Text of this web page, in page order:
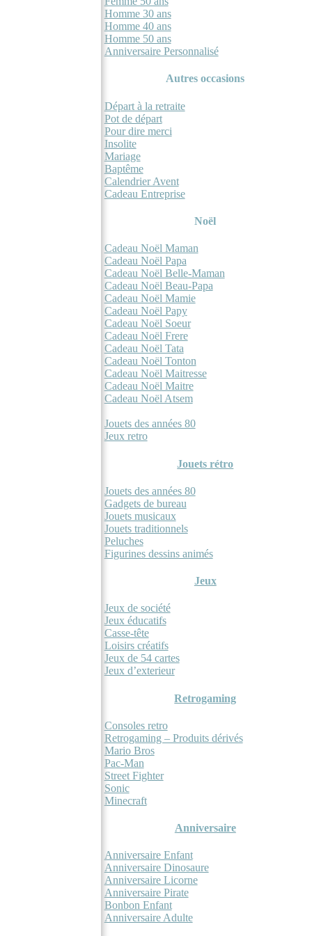
Homme 30 ans
Homme 40 ans
Homme 50 ans
Anniversaire Personnalisé
Autres occasions
Départ à la retraite
Pot de départ
Pour dire merci
Insolite
Mariage
Baptême
Calendrier Avent
Cadeau Entreprise
Noël
Cadeau Noël Maman
Cadeau Noël Papa
Cadeau Noël Belle-Maman
Cadeau Noël Beau-Papa
Cadeau Noël Mamie
Cadeau Noël Papy
Cadeau Noël Soeur
Cadeau Noël Frere
Cadeau Noël Tata
Cadeau Noël Tonton
Cadeau Noël Maitresse
Cadeau Noël Maitre
Cadeau Noël Atsem
Jouets des années 80
Jeux retro
Jouets rétro
Jouets des années 80
Gadgets de bureau
Jouets musicaux
Jouets traditionnels
Peluches
Figurines dessins animés
Jeux
Jeux de société
Jeux éducatifs
Casse-tête
Loisirs créatifs
Jeux de 54 cartes
Jeux d’exterieur
Retrogaming
Consoles retro
Retrogaming – Produits dérivés
Mario Bros
Pac-Man
Street Fighter
Sonic
Minecraft
Anniversaire
Anniversaire Enfant
Anniversaire Dinosaure
Anniversaire Licorne
Anniversaire Pirate
Bonbon Enfant
Anniversaire Adulte